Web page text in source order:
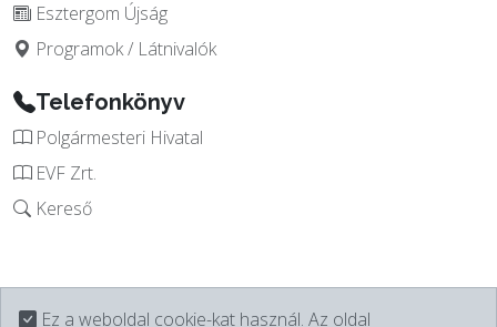
Ez a weboldal cookie-kat használ. Az oldal
Esztergom Újság
Programok / Látnivalók
Telefonkönyv
Polgármesteri Hivatal
EVF Zrt.
Kereső